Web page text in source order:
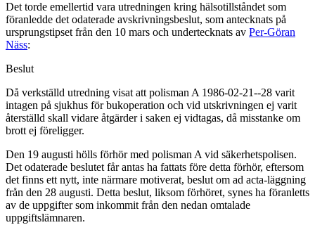
Det torde emellertid vara utredningen kring hälsotillståndet som
föranledde det odaterade avskrivningsbeslut, som antecknats på
ursprungstipset från den 10 mars och undertecknats av Per-Göran
Näss:
Beslut
Då verkställd utredning visat att polisman A 1986-02-21--28 varit
intagen på sjukhus för bukoperation och vid utskrivningen ej varit
återställd skall vidare åtgärder i saken ej vidtagas, då misstanke om
brott ej föreligger.
Den 19 augusti hölls förhör med polisman A vid säkerhetspolisen.
Det odaterade beslutet får antas ha fattats före detta förhör, eftersom
det finns ett nytt, inte närmare motiverat, beslut om ad acta-läggning
från den 28 augusti. Detta beslut, liksom förhöret, synes ha föranletts
av de uppgifter som inkommit från den nedan omtalade
uppgiftslämnaren.